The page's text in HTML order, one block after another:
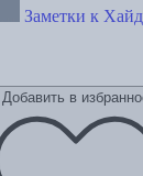
Заметки к
Добавить в